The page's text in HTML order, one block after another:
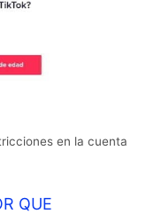
en la cuenta
QUE